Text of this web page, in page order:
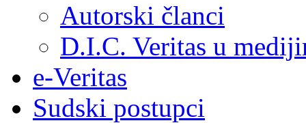
Autorski članci
D.I.C. Veritas u
e-Veritas
Sudski postupci